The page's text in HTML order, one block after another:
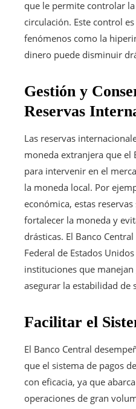
que le permite controlar
circulación. Este control
fenómenos como la
dinero puede disminuir
Gestión y
Reservas
Las reservas
moneda extranjera que el
para intervenir en el
la moneda local. Por
económica, estas
fortalecer la moneda y
drásticas. El Banco
Federal de Estados
instituciones que
asegurar la estabilidad de
Facilitar el
El Banco Central
que el sistema de pagos
con eficacia, ya que
operaciones de gran